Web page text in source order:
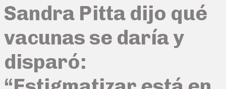
Sandra Pitta dijo qué
vacunas se daría y
disparó: